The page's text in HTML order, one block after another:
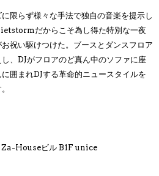
限らず様々な手法で独自の音楽を提示し
だからこそ為し得た特別な一夜
祝い駆けつけた。ブースとダンスフロア
、DJがフロアのど真ん中のソファに座
囲まれDJする革命的ニュースタイルを
Za-Houseビル B1F unice